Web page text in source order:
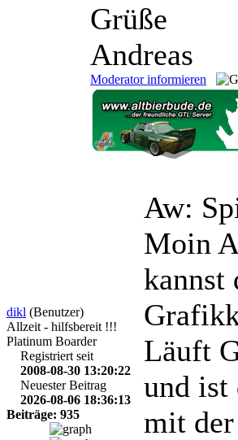
Grüße
Andreas
Moderator informieren
dikl (Benutzer)
Allzeit - hilfsbereit !!!
Platinum Boarder
Registriert seit
2008-08-30 13:20:22
Neuester Beitrag
2026-08-06 18:36:13
Beiträge: 935
Aw:
Moin
kannst
Läuft
und ist
mit